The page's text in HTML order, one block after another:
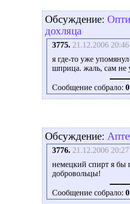
Обсуждение:
дохляца
3775. 21.12.2006 20:46
я где-то уже
шприца. жаль, сам не
Сообщение собрало: 0
Обсуждение:
3776. 21.12.2006 20:27
немецкий спирт я бы
добровольцы!
Сообщение собрало: 0